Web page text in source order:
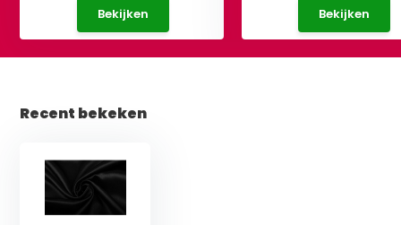
Bekijken Bekijken
Recent bekeken